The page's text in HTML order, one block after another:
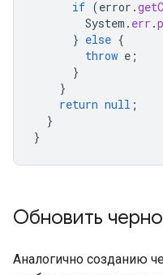
if (error .
System . err .
} else {
throw e ;
}
}
return null ;
}
}
Обновить
Аналогично созданию